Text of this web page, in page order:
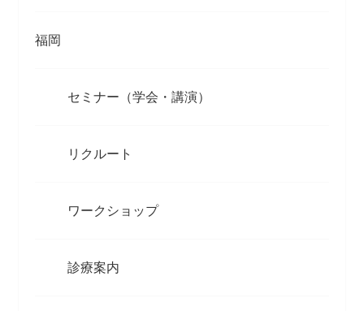
福岡
セミナー（学会・講演）
リクルート
ワークショップ
診療案内